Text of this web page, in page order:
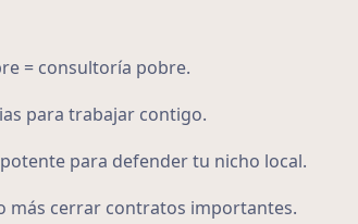
= consultoría pobre.
para trabajar contigo.
para defender tu nicho local.
más cerrar contratos importantes.